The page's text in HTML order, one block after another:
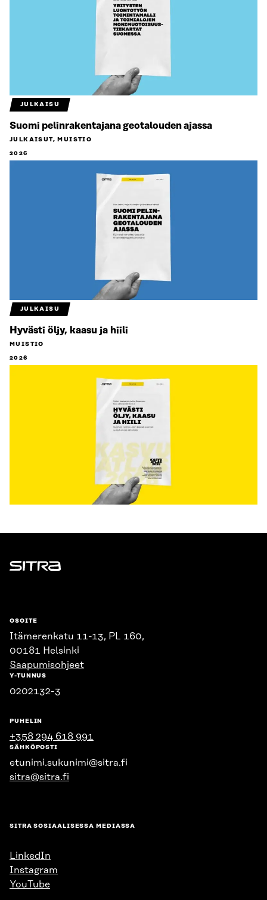
JULKAISU
Suomi pelinrakentajana geotalouden ajassa
JULKAISUT, MUISTIO
2026
JULKAISU
Hyvästi öljy, kaasu ja hiili
MUISTIO
2026
Sitra
OSOITE
Itämerenkatu 11-13, PL 160,
00181 Helsinki
Saapumisohjeet
Y-TUNNUS
0202132-3
PUHELIN
+358 294 618 991
SÄHKÖPOSTI
etunimi.sukunimi@sitra.fi
sitra@sitra.fi
SITRA SOSIAALISESSA MEDIASSA
LinkedIn
Instagram
YouTube